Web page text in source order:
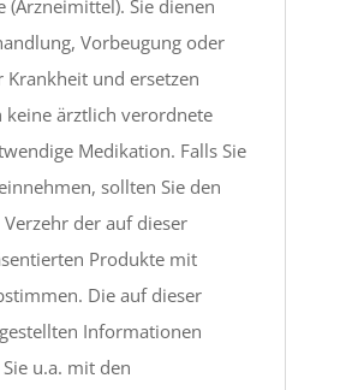
(Arzneimittel). Sie dienen
Vorbeugung oder
Krankheit und ersetzen
keine ärztlich verordnete
Medikation. Falls Sie
sollten Sie den
der auf dieser
Produkte mit
Die auf dieser
Informationen
u.a. mit den